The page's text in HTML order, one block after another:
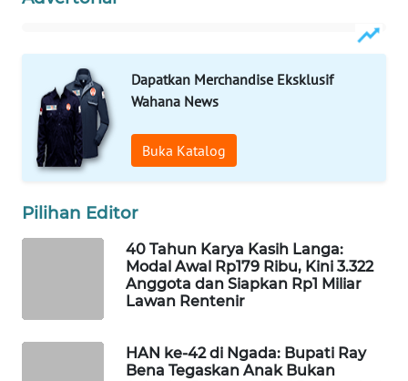
Dapatkan Merchandise Eksklusif
Wahana News
Buka Katalog
Pilihan Editor
40 Tahun Karya Kasih Langa:
Modal Awal Rp179 Ribu, Kini 3.322
Anggota dan Siapkan Rp1 Miliar
Lawan Rentenir
HAN ke-42 di Ngada: Bupati Ray
Bena Tegaskan Anak Bukan
PLN
WATCH
MKLI
LPKKI
LKKI
PORTAL
KONSUMEN